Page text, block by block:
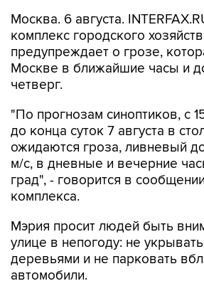
Москва. 6 августа.
комплекс городского
предупреждает о грозе,
Москве в ближайшие часы и
четверг.
"По прогнозам синоптиков, с
до конца суток 7 августа в
ожидаются гроза, ливневый
м/с, в дневные и вечерние
град", - говорится в
комплекса.
Мэрия просит людей быть
улице в непогоду: не
деревьями и не парковать
автомобили.